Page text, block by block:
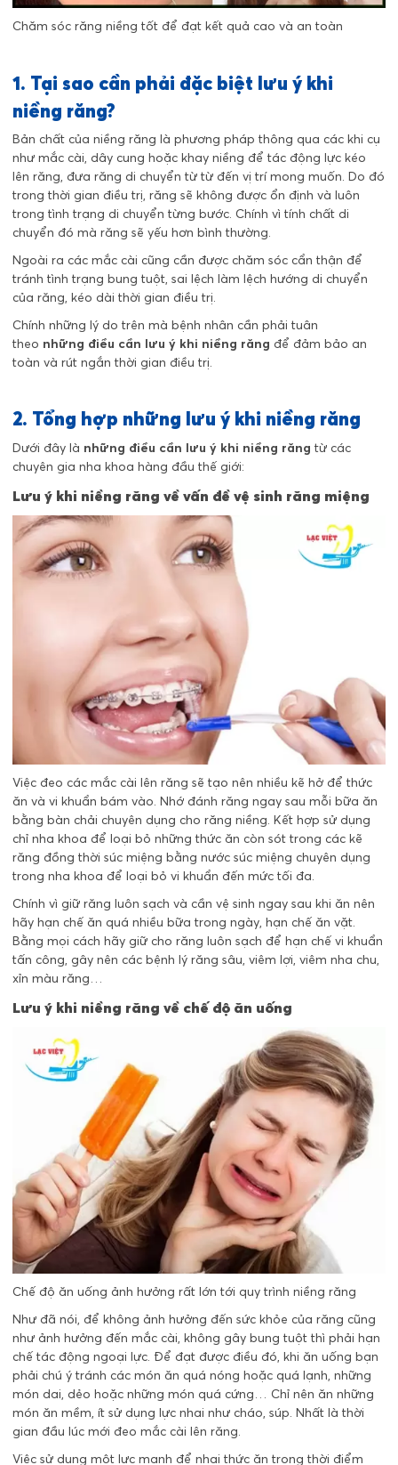
Chăm sóc răng niềng tốt để đạt kết quả cao và an toàn
1. Tại sao cần phải đặc biệt lưu ý khi
niềng răng?
Bản chất của niềng răng là phương pháp thông qua các khi cụ
như mắc cài, dây cung hoặc khay niềng để tác động lực kéo
lên răng, đưa răng di chuyển từ từ đến vị trí mong muốn. Do đó
trong thời gian điều trị, răng sẽ không được ổn định và luôn
trong tình trạng di chuyển từng bước. Chính vì tính chất di
chuyển đó mà răng sẽ yếu hơn bình thường.
Ngoài ra các mắc cài cũng cần được chăm sóc cẩn thận để
tránh tình trạng bung tuột, sai lệch làm lệch hướng di chuyển
của răng, kéo dài thời gian điều trị.
Chính những lý do trên mà bệnh nhân cần phải tuân
theo những điều cần lưu ý khi niềng răng để đảm bảo an
toàn và rút ngắn thời gian điều trị.
2. Tổng hợp những lưu ý khi niềng răng
Dưới đây là những điều cần lưu ý khi niềng răng từ các
chuyên gia nha khoa hàng đầu thế giới:
Lưu ý khi niềng răng về vấn đề vệ sinh răng miệng
Việc đeo các mắc cài lên răng sẽ tạo nên nhiều kẽ hở để thức
ăn và vi khuẩn bám vào. Nhớ đánh răng ngay sau mỗi bữa ăn
bằng bàn chải chuyên dụng cho răng niềng. Kết hợp sử dụng
chỉ nha khoa để loại bỏ những thức ăn còn sót trong các kẽ
răng đồng thời súc miệng bằng nước súc miệng chuyên dụng
trong nha khoa để loại bỏ vi khuẩn đến mức tối đa.
Chính vì giữ răng luôn sạch và cần vệ sinh ngay sau khi ăn nên
hãy hạn chế ăn quá nhiều bữa trong ngày, hạn chế ăn vặt.
Bằng mọi cách hãy giữ cho răng luôn sạch để hạn chế vi khuẩn
tấn công, gây nên các bệnh lý răng sâu, viêm lợi, viêm nha chu,
xỉn màu răng…
Lưu ý khi niềng răng về chế độ ăn uống
Chế độ ăn uống ảnh hưởng rất lớn tới quy trình niềng răng
Như đã nói, để không ảnh hưởng đến sức khỏe của răng cũng
như ảnh hưởng đến mắc cài, không gây bung tuột thì phải hạn
chế tác động ngoại lực. Để đạt được điều đó, khi ăn uống bạn
phải chú ý tránh các món ăn quá nóng hoặc quá lạnh, những
món dai, dẻo hoặc những món quá cứng… Chỉ nên ăn những
món ăn mềm, ít sử dụng lực nhai như cháo, súp. Nhất là thời
gian đầu lúc mới đeo mắc cài lên răng.
Việc sử dụng một lực mạnh để nhai thức ăn trong thời điểm